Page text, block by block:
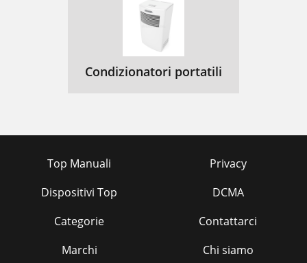
Condizionatori portatili
Top Manuali
Dispositivi Top
Categorie
Marchi
Privacy
DCMA
Contattarci
Chi siamo